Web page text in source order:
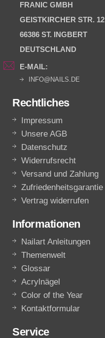
FRANIC GMBH
GEISTKIRCHER STR. 12
66386 ST. INGBERT
DEUTSCHLAND
E-MAIL:
INFO@NAILS.DE
Rechtliches
Impressum
Unsere AGB
Datenschutz
Widerrufsrecht
Versand und Zahlung
Zufriedenheitsgarantie
Vertrag widerrufen
Informationen
Nailart Anleitungen
Themenwelt
Glossar
Acrylnägel
Color of the Year
Kontaktformular
Service